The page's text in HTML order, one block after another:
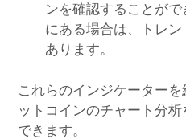
ンを確認することが
にある場合は、トレ
あります。
これらのインジケーター
ットコインのチャート分
できます。